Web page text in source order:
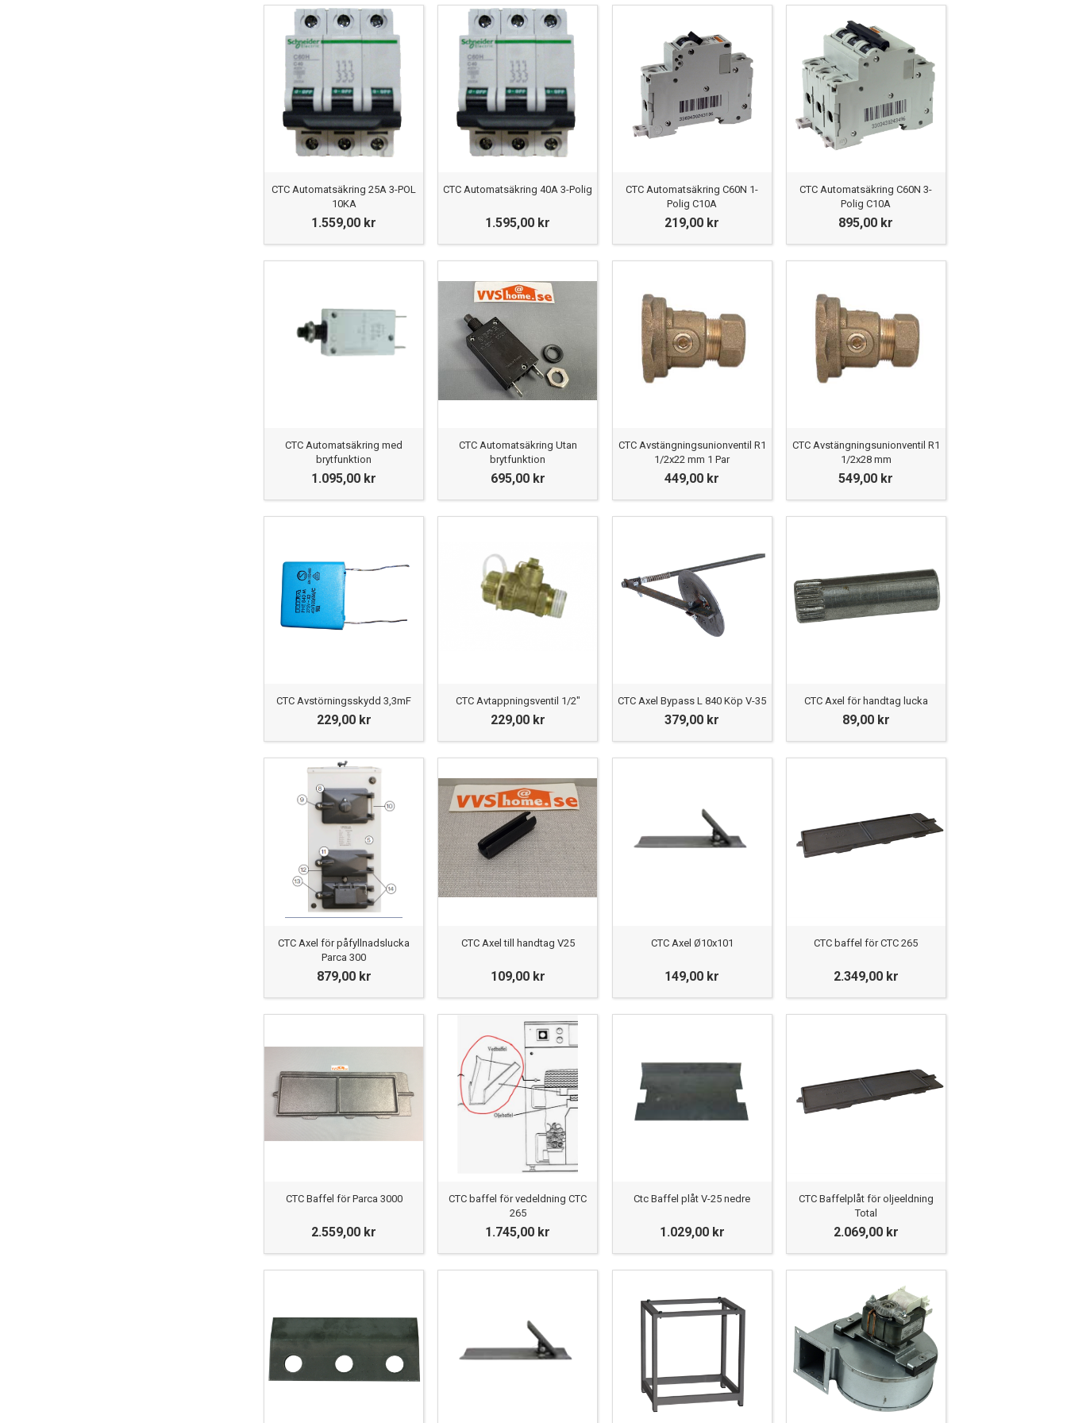
CTC Automatsäkring 25A 3-POL
10KA
1.559,00 kr
CTC Automatsäkring 40A 3-Polig
1.595,00 kr
CTC Automatsäkring C60N 1-
Polig C10A
219,00 kr
CTC Automatsäkring C60N 3-
Polig C10A
895,00 kr
CTC Automatsäkring med
brytfunktion
1.095,00 kr
CTC Automatsäkring Utan
brytfunktion
695,00 kr
CTC Avstängningsunionventil R1
1/2x22 mm 1 Par
449,00 kr
CTC Avstängningsunionventil R1
1/2x28 mm
549,00 kr
CTC Avstörningsskydd 3,3mF
229,00 kr
CTC Avtappningsventil 1/2"
229,00 kr
CTC Axel Bypass L 840 Köp V-35
379,00 kr
CTC Axel för handtag lucka
89,00 kr
CTC Axel för påfyllnadslucka
Parca 300
879,00 kr
CTC Axel till handtag V25
109,00 kr
CTC Axel Ø10x101
149,00 kr
CTC baffel för CTC 265
2.349,00 kr
CTC Baffel för Parca 3000
2.559,00 kr
CTC baffel för vedeldning CTC
265
1.745,00 kr
Ctc Baffel plåt V-25 nedre
1.029,00 kr
CTC Baffelplåt för oljeeldning
Total
2.069,00 kr